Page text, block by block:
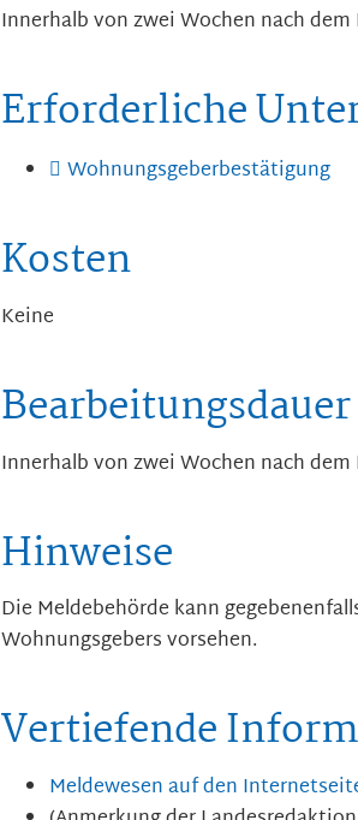
Innerhalb von zwei Wochen nach dem
Erforderliche
Wohnungsgeberbestätigung
Kosten
Keine
Bearbeitungsdauer
Innerhalb von zwei Wochen nach dem
Hinweise
Die Meldebehörde kann
Wohnungsgebers vorsehen.
Vertiefende
Meldewesen auf den